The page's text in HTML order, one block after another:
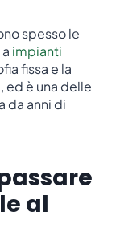
spesso le
impianti
fissa e la
ed è una delle
da anni di
al